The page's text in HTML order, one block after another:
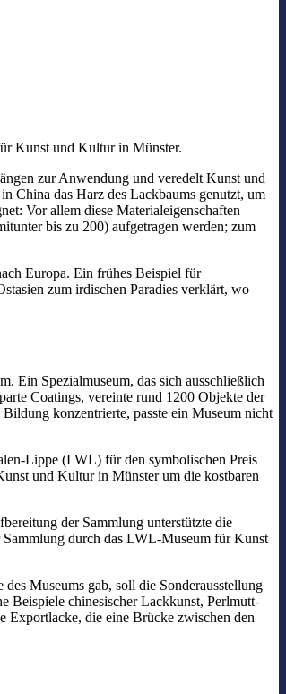
Kunst und Kultur in Münster.
zur Anwendung und veredelt Kunst und
China das Harz des Lackbaums genutzt, um
Vor allem diese Materialeigenschaften
bis zu 200) aufgetragen werden; zum
Europa. Ein frühes Beispiel für
zum irdischen Paradies verklärt, wo
Ein Spezialmuseum, das sich ausschließlich
Coatings, vereinte rund 1200 Objekte der
konzentrierte, passte ein Museum nicht
Lippe (LWL) für den symbolischen Preis
und Kultur in Münster um die kostbaren
der Sammlung unterstützte die
durch das LWL-Museum für Kunst
Museums gab, soll die Sonderausstellung
Beispiele chinesischer Lackkunst, Perlmutt-
Exportlacke, die eine Brücke zwischen den